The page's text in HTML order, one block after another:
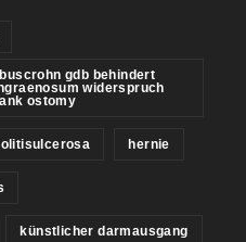
gdb behindert
widerspruch
ostomy
hernie
künstlicher darmausgang